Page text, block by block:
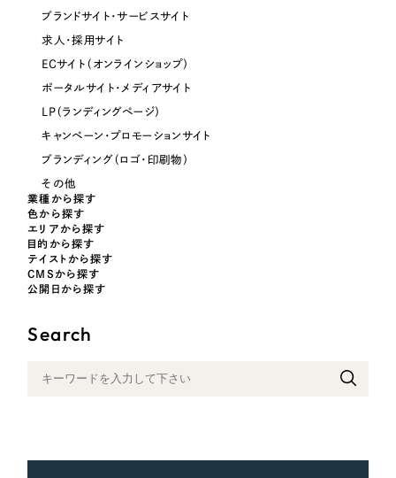
オレンジ・橙色
パープル・紫色
ピンク・桃色
ブランドサイト・サービスサイト
求人・採用サイト
ECサイト（オンラインショップ）
ポータルサイト・メディアサイト
LP（ランディングページ）
キャンペーン・プロモーションサイト
ブランディング（ロゴ・印刷物）
その他
業種から探す
色から探す
エリアから探す
目的から探す
テイストから探す
CMSから探す
公開日から探す
Search